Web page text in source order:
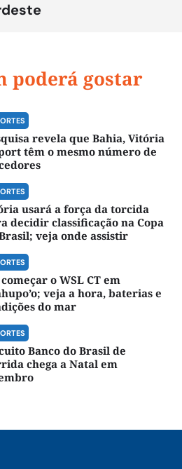
poderá gostar
revela que Bahia, Vitória
têm o mesmo número de
usará a força da torcida
decidir classificação na Copa
veja onde assistir
o WSL CT em
veja a hora, baterias e
do mar
Banco do Brasil de
chega a Natal em